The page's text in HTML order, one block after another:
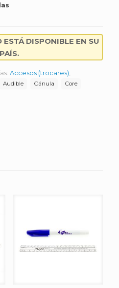
ESTÁ DISPONIBLE EN SU
PAÍS.
Accesos (trocares)
Audible Cánula
Core